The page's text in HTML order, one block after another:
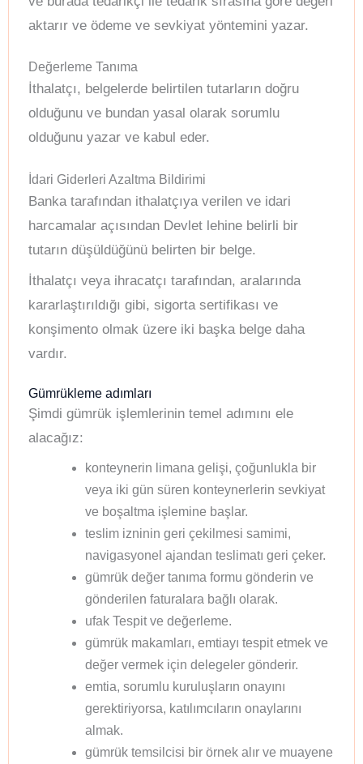
aktarır ve ödeme ve sevkiyat yöntemini yazar.
Değerleme Tanıma
İthalatçı, belgelerde belirtilen tutarların doğru
olduğunu ve bundan yasal olarak sorumlu
olduğunu yazar ve kabul eder.
İdari Giderleri Azaltma Bildirimi
Banka tarafından ithalatçıya verilen ve idari
harcamalar açısından Devlet lehine belirli bir
tutarın düşüldüğünü belirten bir belge.
İthalatçı veya ihracatçı tarafından, aralarında
kararlaştırıldığı gibi, sigorta sertifikası ve
konşimento olmak üzere iki başka belge daha
vardır.
Gümrükleme adımları
Şimdi gümrük işlemlerinin temel adımını ele
alacağız:
konteynerin limana gelişi, çoğunlukla bir
veya iki gün süren konteynerlerin sevkiyat
ve boşaltma işlemine başlar.
teslim izninin geri çekilmesi samimi,
navigasyonel ajandan teslimatı geri çeker.
gümrük değer tanıma formu gönderin ve
gönderilen faturalara bağlı olarak.
ufak Tespit ve değerleme.
gümrük makamları, emtiayı tespit etmek ve
değer vermek için delegeler gönderir.
emtia, sorumlu kuruluşların onayını
gerektiriyorsa, katılımcıların onaylarını
almak.
gümrük temsilcisi bir örnek alır ve muayene